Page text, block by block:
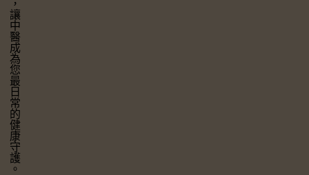
讓中醫成為您最日常的健康守護。